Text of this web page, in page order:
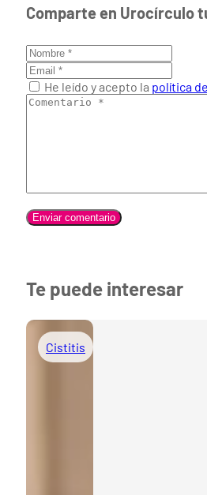
Comparte en Urocírculo
He leído y acepto la política
Te puede interesar
Cistitis